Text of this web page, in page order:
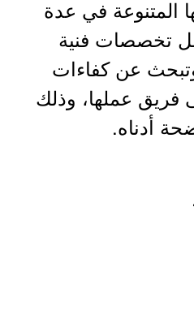
المتنوعة في عدة
تخصصات فنية
عن كفاءات
فريق عملها، وذلك
أدناه.